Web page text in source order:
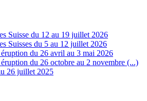
Suisse du 12 au 19 juillet 2026
Suisses du 5 au 12 juillet 2026
du 26 avril au 3 mai 2026
du 26 octobre au 2 novembre (...)
26 juillet 2025